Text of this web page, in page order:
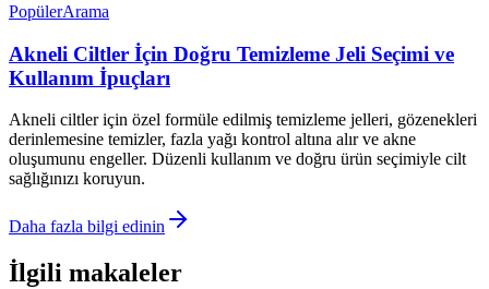
PopülerArama
Akneli Ciltler İçin Doğru Temizleme Jeli Seçimi ve
Kullanım İpuçları
Akneli ciltler için özel formüle edilmiş temizleme jelleri, gözenekleri
derinlemesine temizler, fazla yağı kontrol altına alır ve akne
oluşumunu engeller. Düzenli kullanım ve doğru ürün seçimiyle cilt
sağlığınızı koruyun.
Daha fazla bilgi edinin
İlgili makaleler